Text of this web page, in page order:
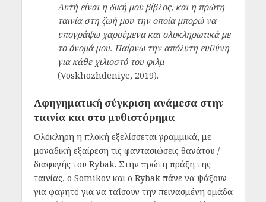
Αυτή είναι η δική μου βίβλος, και η πρώτη
ταινία στη ζωή μου την οποία μπορώ να
υπογράψω χαρούμενα και ολοκληρωτικά με
το όνομά μου. Παίρνω την απόλυτη ευθύνη
για κάθε χιλιοστό του φιλμ
(Voskhozhdeniye, 2019).
Αφηγηματική σύγκριση ανάμεσα στην
ταινία και στο μυθιστόρημα
Ολόκληρη η πλοκή εξελίσσεται γραμμικά, με
μοναδική εξαίρεση τις φαντασιώσεις θανάτου /
διαφυγής του Rybak. Στην πρώτη πράξη της
ταινίας, ο Sotnikov και ο Rybak πάνε να ψάξουν
για φαγητό για να ταΐσουν την πεινασμένη ομάδα